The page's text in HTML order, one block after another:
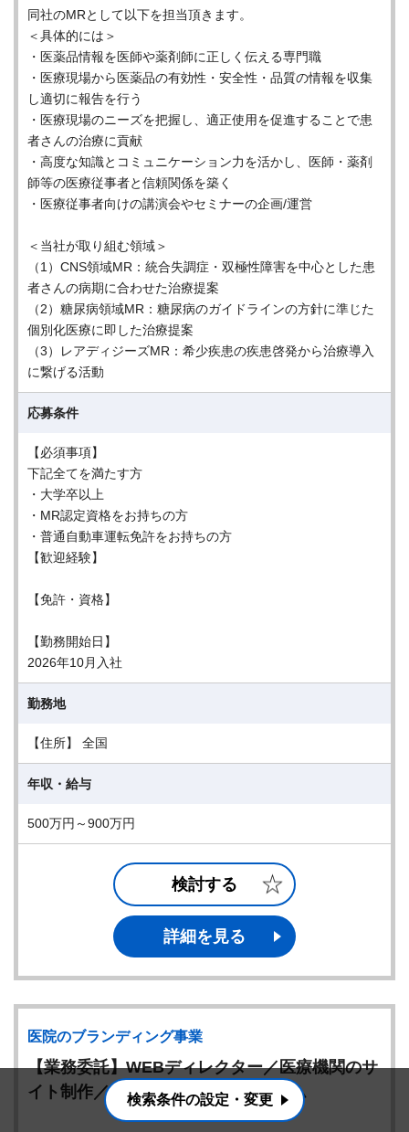
同社のMRとして以下を担当頂きます。
＜具体的には＞
・医薬品情報を医師や薬剤師に正しく伝える専門職
・医療現場から医薬品の有効性・安全性・品質の情報を収集
し適切に報告を行う
・医療現場のニーズを把握し、適正使用を促進することで患
者さんの治療に貢献
・高度な知識とコミュニケーション力を活かし、医師・薬剤
師等の医療従事者と信頼関係を築く
・医療従事者向けの講演会やセミナーの企画/運営
＜当社が取り組む領域＞
（1）CNS領域MR：統合失調症・双極性障害を中心とした患
者さんの病期に合わせた治療提案
（2）糖尿病領域MR：糖尿病のガイドラインの方針に準じた
個別化医療に即した治療提案
（3）レアディジーズMR：希少疾患の疾患啓発から治療導入
に繋げる活動
応募条件
【必須事項】
下記全てを満たす方
・大学卒以上
・MR認定資格をお持ちの方
・普通自動車運転免許をお持ちの方
【歓迎経験】
【免許・資格】
【勤務開始日】
2026年10月入社
勤務地
【住所】 全国
年収・給与
500万円～900万円
検討する
詳細を見る
医院のブランディング事業
【業務委託】WEBディレクター／医療機関のサ
イト制作／完全在宅勤務／フルタイム
検索条件の設定・変更